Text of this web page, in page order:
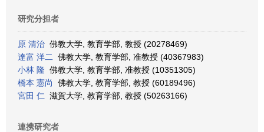
研究分担者
原 清治 佛教大学, 教育学部, 教授 (20278469)
達富 洋二
佛教大学, 教育学部, 准教授 (40367983)
小林 隆 佛教大学, 教育学部, 准教授 (10351305)
橋本 憲尚
佛教大学, 教育学部, 教授 (60189496)
宮田 仁 滋賀大学, 教育学部, 教授 (50263166)
連携研究者